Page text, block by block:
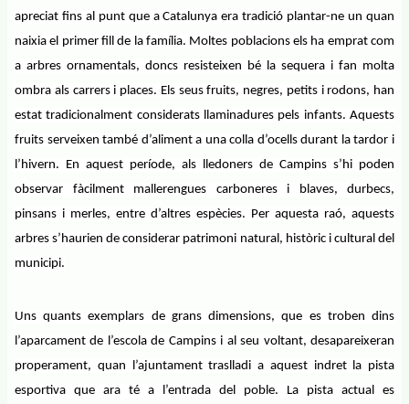
apreciat fins al punt que a Catalunya era tradició plantar-ne un quan
naixia el primer fill de la família. Moltes poblacions els ha emprat com
a arbres ornamentals, doncs resisteixen bé la sequera i fan molta
ombra als carrers i places. Els seus fruits, negres, petits i rodons, han
estat tradicionalment considerats llaminadures pels infants. Aquests
fruits serveixen també d’aliment a una colla d’ocells durant la tardor i
l’hivern. En aquest període, als lledoners de Campins s’hi poden
observar fàcilment mallerengues carboneres i blaves, durbecs,
pinsans i merles, entre d’altres espècies. Per aquesta raó, aquests
arbres s’haurien de considerar patrimoni natural, històric i cultural del
municipi.
Uns quants exemplars de grans dimensions, que es troben dins
l’aparcament de l’escola de Campins i al seu voltant, desapareixeran
properament, quan l’ajuntament traslladi a aquest indret la pista
esportiva que ara té a l’entrada del poble. La pista actual es